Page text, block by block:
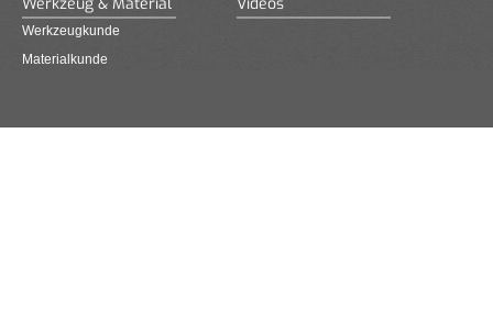
Werkzeugkunde
Materialkunde